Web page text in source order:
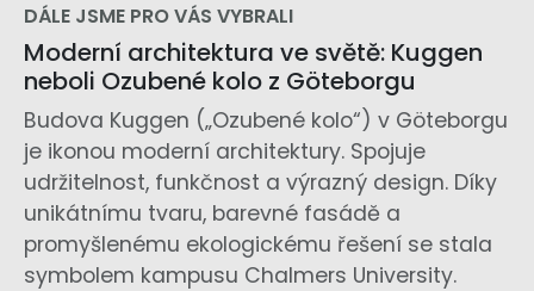
DÁLE JSME PRO VÁS VYBRALI
Moderní architektura ve světě: Kuggen
neboli Ozubené kolo z Göteborgu
Budova Kuggen („Ozubené kolo“) v Göteborgu
je ikonou moderní architektury. Spojuje
udržitelnost, funkčnost a výrazný design. Díky
unikátnímu tvaru, barevné fasádě a
promyšlenému ekologickému řešení se stala
symbolem kampusu Chalmers University.